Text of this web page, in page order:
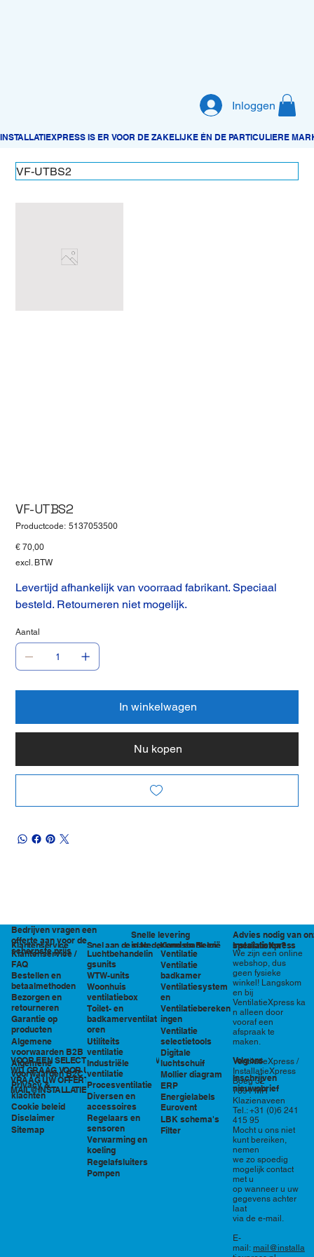
Inloggen
VF-UTBS2
VF-UTBS2
Productcode: Productcode
5137053500
Prijs
€ 70,00
excl. BTW
Levertijd afhankelijk van voorraad fabrikant. Speciaal
besteld. Retourneren niet mogelijk.
Aantal
In winkelwagen
Nu kopen
Klantenservice
Klantenservice /
FAQ
Bestellen en
betaalmethoden
Bezorgen en
retourneren
Garantie op
producten
Algemene
voorwaarden B2B
Algemene
voorwaarden B2C
Privacy &
klachten
Cookie beleid
Disclaimer
Sitemap
VOOR EEN SELECTIE EN PRIJSOPGAVE STAAN
WIJ GRAAG VOOR U KLAAR!
VRAAG UW OFFERTE AAN VIA
MAIL@INSTALLATIEXPRESS.NL
Bedrijven vragen een
offerte aan voor de
scherpste prijs
Snelle levering
in Nederland en België
Advies nodig van
specialisten?
Snel aan de slag
Luchtbehandelin
gsunits
WTW-units
Woonhuis
ventilatiebox
Toilet- en
badkamerventilat
oren
Utiliteits
ventilatie
Industriële
ventilatie
Procesventilatie
Diversen en
accessoires
Regelaars en
sensoren
Verwarming en
koeling
Regelafsluiters
Pompen
Kennisbank en
tools
Ventilatie
Ventilatie
badkamer
Ventilatiesystem
en
Ventilatiebereken
ingen
Ventilatie
selectietools
Digitale
luchtschuif
Mollier diagram
ERP
Energielabels
Eurovent
LBK schema's
Filter
We zijn een online
webshop, dus
geen fysieke
winkel! Langskom
en bij
VentilatieXpress ka
n alleen door
vooraf een
afspraak te
maken.
VentilatieXpress /
InstallatieXpress
Boeg 32
7891 MR
Klazienaveen
Tel.: +31 (0)6 241
415 95
Mocht u ons niet
kunt bereiken,
nemen
we zo spoedig
mogelijk contact
met u
op wanneer u uw
gegevens achter
laat
via de e-mail.
E-
mail: mail@installa
InstallatieXpress
Volg ons
Inschrijven
nieuwsbrief